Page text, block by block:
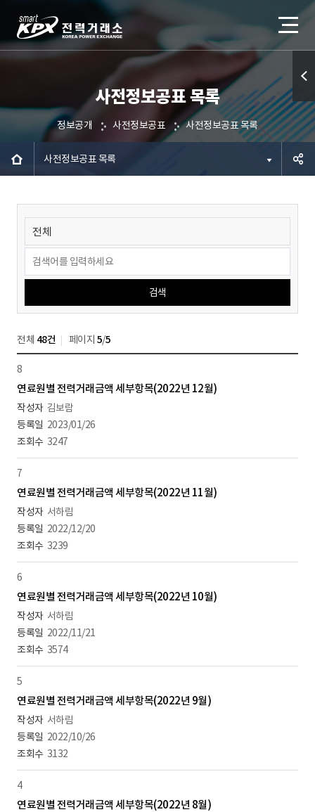
사전정보공표 목록
정보공개 사전정보공표 사전정보공표 목록
사전정보공표 목록
검색
전체 48건 페이지 5/5
8
연료원별 전력거래금액 세부항목(2022년 12월)
김보람
2023/01/26
3247
7
연료원별 전력거래금액 세부항목(2022년 11월)
서하림
2022/12/20
3239
6
연료원별 전력거래금액 세부항목(2022년 10월)
서하림
2022/11/21
3574
5
연료원별 전력거래금액 세부항목(2022년 9월)
서하림
2022/10/26
3132
4
연료원별 전력거래금액 세부항목(2022년 8월)
퀵메
뉴 열
기